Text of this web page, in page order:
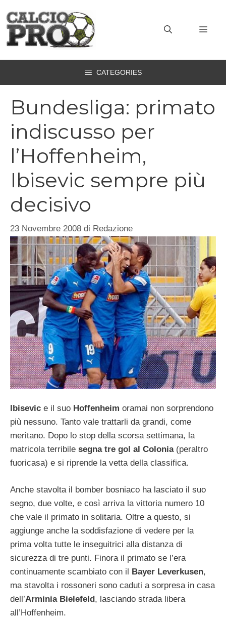
contenuto
CATEGORIES
Bundesliga: primato
indiscusso per
l’Hoffenheim,
Ibisevic sempre più
decisivo
23 Novembre 2008 di Redazione
Ibisevic e il suo Hoffenheim oramai non sorprendono
più nessuno. Tanto vale trattarli da grandi, come
meritano. Dopo lo stop della scorsa settimana, la
matricola terribile segna tre gol al Colonia (peraltro
fuoricasa) e si riprende la vetta della classifica.
Anche stavolta il bomber bosniaco ha lasciato il suo
segno, due volte, e così arriva la vittoria numero 10
che vale il primato in solitaria. Oltre a questo, si
aggiunge anche la soddisfazione di vedere per la
prima volta tutte le inseguitrici alla distanza di
sicurezza di tre punti. Finora il primato se l’era
continuamente scambiato con il Bayer Leverkusen,
ma stavolta i rossoneri sono caduti a sorpresa in casa
dell’Arminia Bielefeld, lasciando strada libera
all’Hoffenheim.